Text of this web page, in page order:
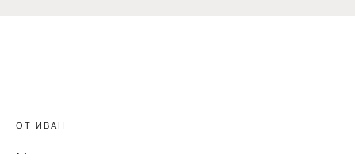
ОТ ИВАН